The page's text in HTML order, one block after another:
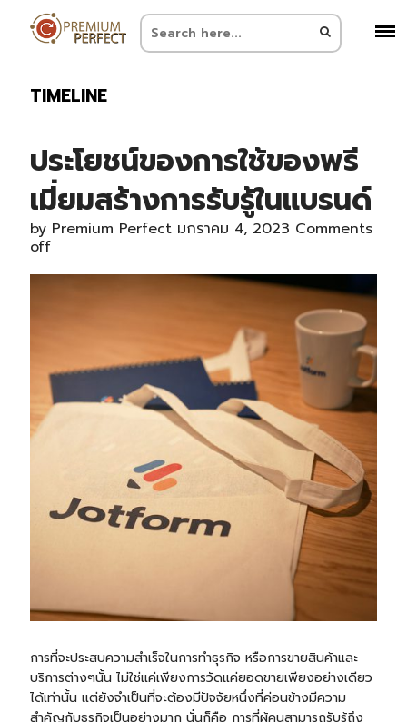
TIMELINE
ประโยชน์ของการใช้ของพรี
เมี่ยมสร้างการรับรู้ในแบรนด์
by Premium Perfect มกราคม 4, 2023 Comments
off
การที่จะประสบความสำเร็จในการทำธุรกิจ หรือการขายสินค้าและ
บริการต่างๆนั้น ไม่ใช่แค่เพียงการวัดแค่ยอดขายเพียงอย่างเดียว
ได้เท่านั้น แต่ยังจำเป็นที่จะต้องมีปัจจัยหนึ่งที่ค่อนข้างมีความ
สำคัญกับธุรกิจเป็นอย่างมาก นั่นก็คือ การที่ผู้คนสามารถรับรู้ถึง